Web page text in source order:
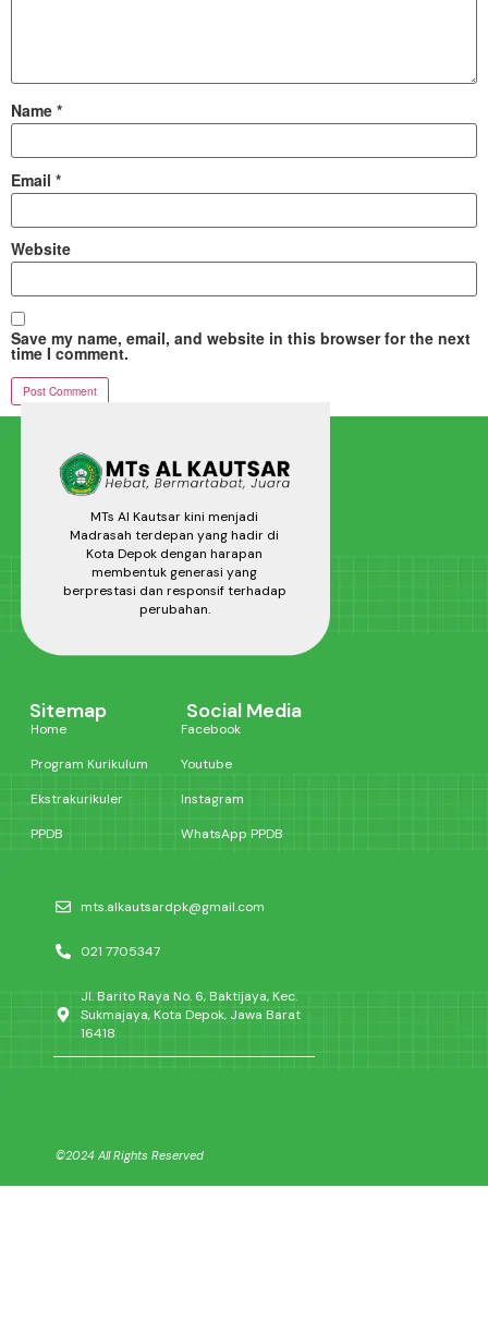
Name *
Email *
Website
Save my name, email, and website in this browser for the next
time I comment.
MTs Al Kautsar kini menjadi
Madrasah terdepan yang hadir di
Kota Depok dengan harapan
membentuk generasi yang
berprestasi dan responsif terhadap
perubahan.
Sitemap
Home
Program Kurikulum
Ekstrakurikuler
PPDB
Social Media
Facebook
Youtube
Instagram
WhatsApp PPDB
mts.alkautsardpk@gmail.com
021 7705347
Jl. Barito Raya No. 6, Baktijaya, Kec.
Sukmajaya, Kota Depok, Jawa Barat
16418
©2024 All Rights Reserved